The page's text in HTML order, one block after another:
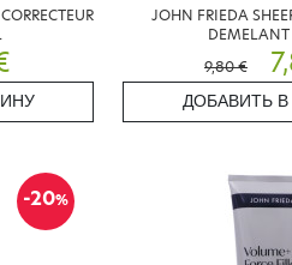
JOHN FRIEDA
9,80 €
ДОБАВИТЬ
-20%